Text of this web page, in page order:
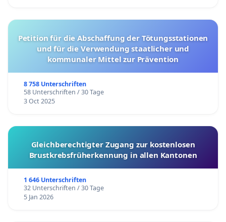
Petition für die Abschaffung der Tötungsstationen
und für die Verwendung staatlicher und
kommunaler Mittel zur Prävention
8 758 Unterschriften
58 Unterschriften / 30 Tage
3 Oct 2025
Gleichberechtigter Zugang zur kostenlosen
Brustkrebsfrüherkennung in allen Kantonen
1 646 Unterschriften
32 Unterschriften / 30 Tage
5 Jan 2026